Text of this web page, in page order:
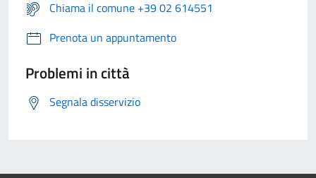
Chiama il comune +39 02 614551
Prenota un appuntamento
Problemi in città
Segnala disservizio